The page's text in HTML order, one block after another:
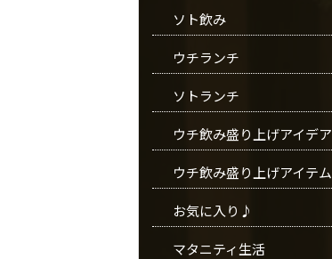
ソト飲み
ウチランチ
ソトランチ
ウチ飲み盛り上げアイデア
ウチ飲み盛り上げアイテム
お気に入り♪
マタニティ生活